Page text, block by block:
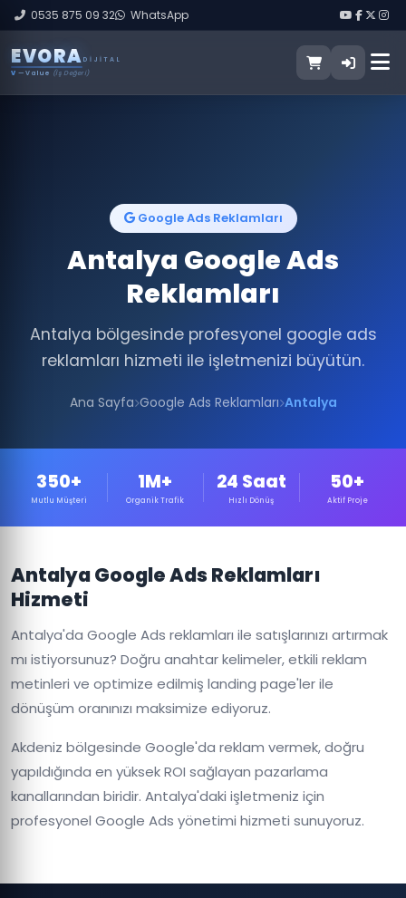
0535 875 09 32 WhatsApp
EVORA DIJITAL
V — Value (İş Değeri)
Google Ads Reklamları
Antalya Google Ads
Reklamları
Antalya bölgesinde profesyonel google ads
reklamları hizmeti ile işletmenizi büyütün.
Ana Sayfa Google Ads Reklamları Antalya
350+
Mutlu Müşteri
1M+
Organik Trafik
24 Saat
Hızlı Dönüş
50+
Aktif Proje
Antalya Google Ads Reklamları
Hizmeti
Antalya'da Google Ads reklamları ile satışlarınızı artırmak
mı istiyorsunuz? Doğru anahtar kelimeler, etkili reklam
metinleri ve optimize edilmiş landing page'ler ile
dönüşüm oranınızı maksimize ediyoruz.
Akdeniz bölgesinde Google'da reklam vermek, doğru
yapıldığında en yüksek ROI sağlayan pazarlama
kanallarından biridir. Antalya'daki işletmeniz için
profesyonel Google Ads yönetimi hizmeti sunuyoruz.